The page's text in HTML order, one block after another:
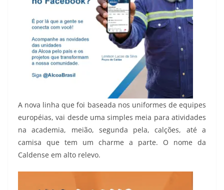
A nova linha que foi baseada nos uniformes de equipes
européias, vai desde uma simples meia para atividades
na academia, meião, segunda pela, calções, até a
camisa que tem um charme a parte. O nome da
Caldense em alto relevo.